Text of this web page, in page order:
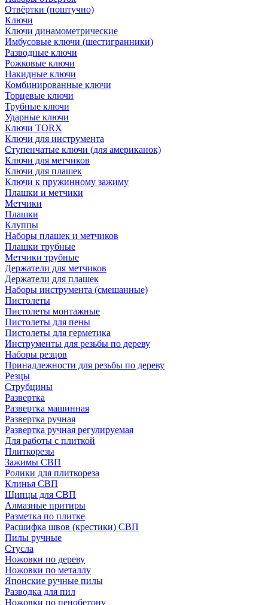
Отвёртки (поштучно)
Ключи
Ключи динамометрические
Имбусовые ключи (шестигранники)
Разводные ключи
Рожковые ключи
Накидные ключи
Комбинированные ключи
Торцевые ключи
Трубные ключи
Ударные ключи
Ключи TORX
Ключи для инструмента
Ступенчатые ключи (для американок)
Ключи для метчиков
Ключи для плашек
Ключи к пружинному зажиму
Плашки и метчики
Метчики
Плашки
Клуппы
Наборы плашек и метчиков
Плашки трубные
Метчики трубные
Держатели для метчиков
Держатели для плашек
Наборы инструмента (смешанные)
Пистолеты
Пистолеты монтажные
Пистолеты для пены
Пистолеты для герметика
Инструменты для резьбы по дереву
Наборы резцов
Принадлежности для резьбы по дереву
Резцы
Струбцины
Развертка
Развертка машинная
Развертка ручная
Развертка ручная регулируемая
Для работы с плиткой
Плиткорезы
Зажимы СВП
Ролики для плиткореза
Клинья СВП
Щипцы для СВП
Алмазные притиры
Разметка по плитке
Расшифка швов (крестики) СВП
Пилы ручные
Стусла
Ножовки по дереву
Ножовки по металлу
Японские ручные пилы
Разводка для пил
Ножовки по пенобетону